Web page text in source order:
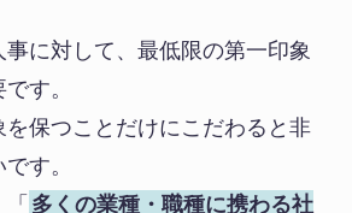
に対して、最低限の第一印象
す。
を保つことだけにこだわると非
す。
多くの業種・職種に携わる社